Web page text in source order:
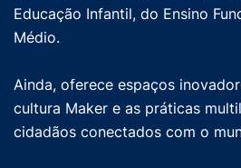
Educação Infantil, do Ensino
Médio.
Ainda, oferece espaços
cultura Maker e as práticas
cidadãos conectados com o